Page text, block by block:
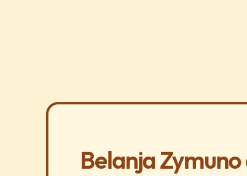
Belanja